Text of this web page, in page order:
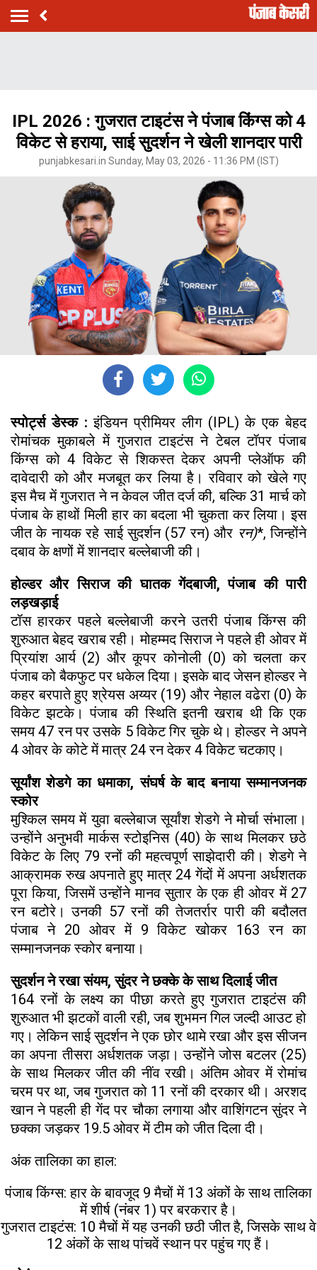
IPL 2026 : गुजरात टाइटंस ने पंजाब किंग्स को 4
विकेट से हराया, साई सुदर्शन ने खेली शानदार पारी
punjabkesari.in Sunday, May 03, 2026 - 11:36 PM (IST)
स्पोर्ट्स डेस्क : इंडियन प्रीमियर लीग (IPL) के एक बेहद
रोमांचक मुकाबले में गुजरात टाइटंस ने टेबल टॉपर पंजाब
किंग्स को 4 विकेट से शिकस्त देकर अपनी प्लेऑफ की
दावेदारी को और मजबूत कर लिया है। रविवार को खेले गए
इस मैच में गुजरात ने न केवल जीत दर्ज की, बल्कि 31 मार्च को
पंजाब के हाथों मिली हार का बदला भी चुकता कर लिया। इस
जीत के नायक रहे साई सुदर्शन (57 रन) और रन)*, जिन्होंने
दबाव के क्षणों में शानदार बल्लेबाजी की।
होल्डर और सिराज की घातक गेंदबाजी, पंजाब की पारी
लड़खड़ाई
टॉस हारकर पहले बल्लेबाजी करने उतरी पंजाब किंग्स की
शुरुआत बेहद खराब रही। मोहम्मद सिराज ने पहले ही ओवर में
प्रियांश आर्य (2) और कूपर कोनोली (0) को चलता कर
पंजाब को बैकफुट पर धकेल दिया। इसके बाद जेसन होल्डर ने
कहर बरपाते हुए श्रेयस अय्यर (19) और नेहाल वढेरा (0) के
विकेट झटके। पंजाब की स्थिति इतनी खराब थी कि एक
समय 47 रन पर उसके 5 विकेट गिर चुके थे। होल्डर ने अपने
4 ओवर के कोटे में मात्र 24 रन देकर 4 विकेट चटकाए।
सूर्यांश शेडगे का धमाका, संघर्ष के बाद बनाया सम्मानजनक
स्कोर
मुश्किल समय में युवा बल्लेबाज सूर्यांश शेडगे ने मोर्चा संभाला।
उन्होंने अनुभवी मार्कस स्टोइनिस (40) के साथ मिलकर छठे
विकेट के लिए 79 रनों की महत्वपूर्ण साझेदारी की। शेडगे ने
आक्रामक रुख अपनाते हुए मात्र 24 गेंदों में अपना अर्धशतक
पूरा किया, जिसमें उन्होंने मानव सुतार के एक ही ओवर में 27
रन बटोरे। उनकी 57 रनों की तेजतर्रार पारी की बदौलत
पंजाब ने 20 ओवर में 9 विकेट खोकर 163 रन का
सम्मानजनक स्कोर बनाया।
सुदर्शन ने रखा संयम, सुंदर ने छक्के के साथ दिलाई जीत
164 रनों के लक्ष्य का पीछा करते हुए गुजरात टाइटंस की
शुरुआत भी झटकों वाली रही, जब शुभमन गिल जल्दी आउट हो
गए। लेकिन साई सुदर्शन ने एक छोर थामे रखा और इस सीजन
का अपना तीसरा अर्धशतक जड़ा। उन्होंने जोस बटलर (25)
के साथ मिलकर जीत की नींव रखी। अंतिम ओवर में रोमांच
चरम पर था, जब गुजरात को 11 रनों की दरकार थी। अरशद
खान ने पहली ही गेंद पर चौका लगाया और वाशिंगटन सुंदर ने
छक्का जड़कर 19.5 ओवर में टीम को जीत दिला दी।
अंक तालिका का हाल:
पंजाब किंग्स: हार के बावजूद 9 मैचों में 13 अंकों के साथ तालिका
में शीर्ष (नंबर 1) पर बरकरार है।
गुजरात टाइटंस: 10 मैचों में यह उनकी छठी जीत है, जिसके साथ वे
12 अंकों के साथ पांचवें स्थान पर पहुंच गए हैं।